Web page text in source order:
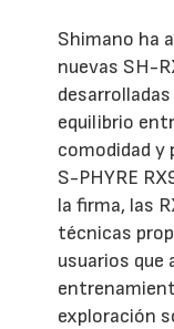
Shimano ha
nuevas SH-
equilibrio
comodidad y
S-PHYRE
la firma, las
técnicas
usuarios que
exploración